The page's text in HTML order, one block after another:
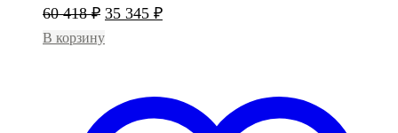
60 418₽ Первоначальная
составляла
35 345 ₽Текущая
В корзину